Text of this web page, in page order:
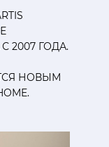
2007 ГОДА.
НОВЫМ